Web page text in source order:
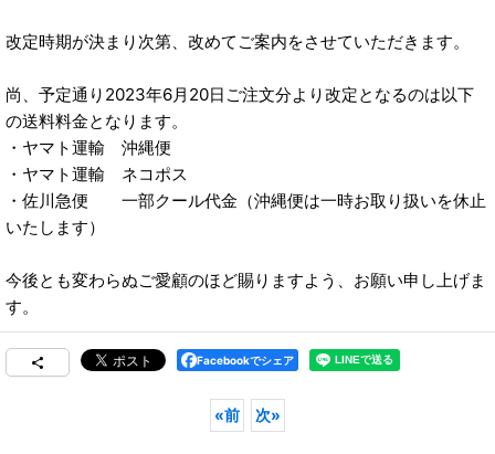
改定時期が決まり次第、改めてご案内をさせていただきます。
尚、予定通り2023年6月20日ご注文分より改定となるのは以下
の送料料金となります。
・ヤマト運輸 沖縄便
・ヤマト運輸 ネコポス
・佐川急便 一部クール代金（沖縄便は一時お取り扱いを休止
いたします）
今後とも変わらぬご愛顧のほど賜りますよう、お願い申し上げま
す。
Facebookでシェア
«前 次»